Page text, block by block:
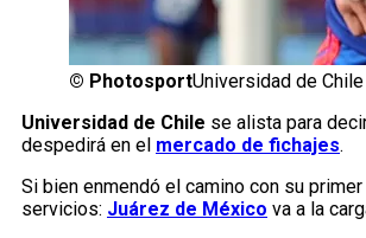
© PhotosportUniversidad de
Universidad de Chile se alista para
despedirá en el mercado de fichajes.
Si bien enmendó el camino con su
servicios: Juárez de México va a la